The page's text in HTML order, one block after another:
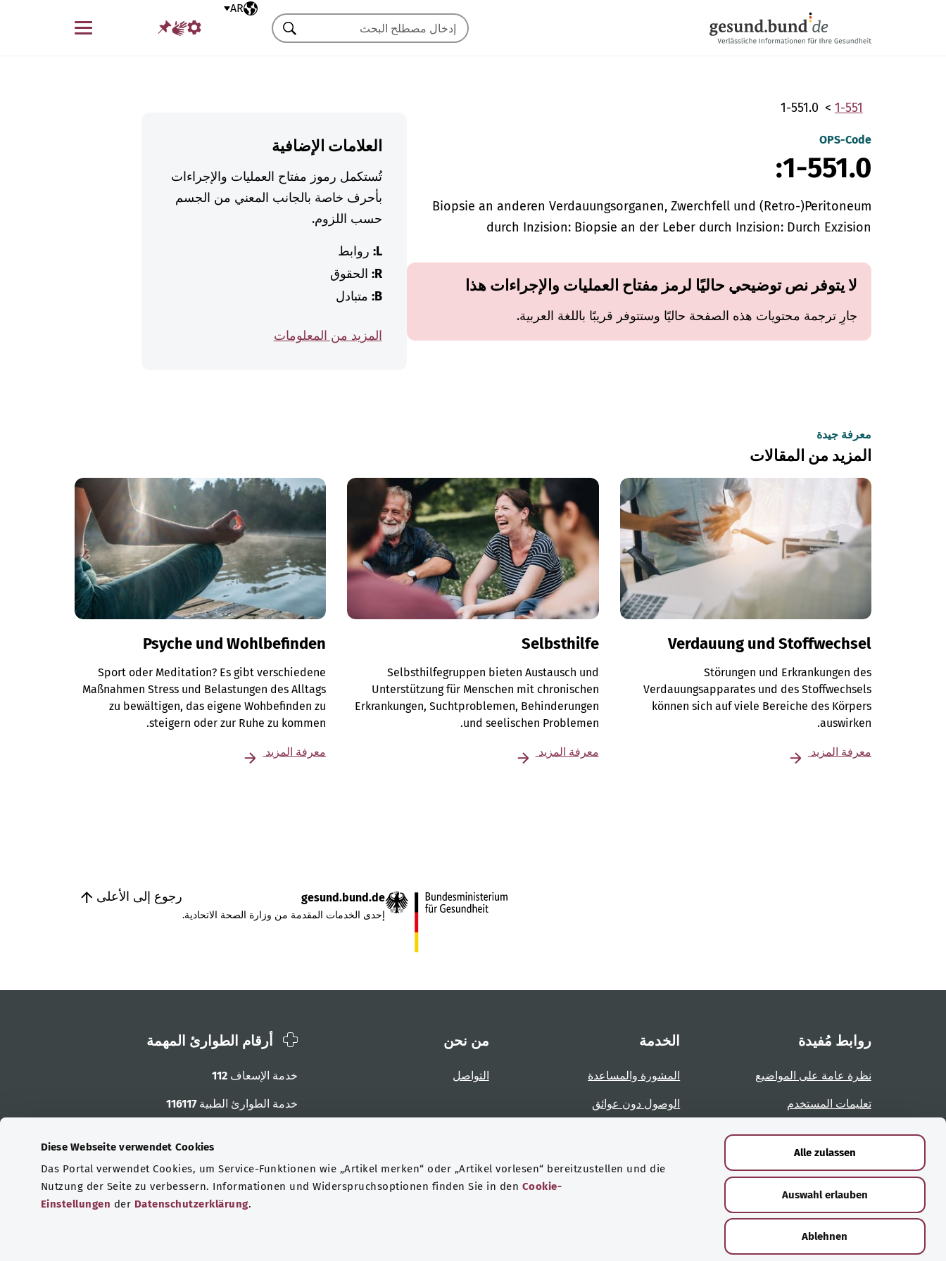
Diese Webseite verwendet Cookies
Das Portal verwendet Cookies, um Service-Funktionen wie „Artikel merken“ oder „Artikel vorlesen“ bereitzustellen und die
Nutzung der Seite zu verbessern. Informationen und Widerspruchsoptionen finden Sie in den Cookie-
Einstellungen der Datenschutzerklärung.
Alle zulassen
Auswahl erlauben
Ablehnen
اللغة المختارةAR
قائمة
بحث
1-551
1-551.0
OPS-Code
1-551.0:
Biopsie an anderen Verdauungsorganen, Zwerchfell und (Retro-)Peritoneum
durch Inzision: Biopsie an der Leber durch Inzision: Durch Exzision
لا يتوفر نص توضيحي حاليًا لرمز مفتاح العمليات والإجراءات هذا
جارِ ترجمة محتويات هذه الصفحة حاليًا وستتوفر قريبًا باللغة العربية.
العلامات الإضافية
تُستكمل رموز مفتاح العمليات والإجراءات
بأحرف خاصة بالجانب المعني من الجسم
حسب اللزوم.
L: روابط
R: الحقوق
B: متبادل
المزيد من المعلومات
معرفة جيدة
المزيد من المقالات
Verdauung und Stoffwechsel
Störungen und Erkrankungen des
Verdauungsapparates und des Stoffwechsels
können sich auf viele Bereiche des Körpers
auswirken.
معرفة المزيد
Selbsthilfe
Selbsthilfegruppen bieten Austausch und
Unterstützung für Menschen mit chronischen
Erkrankungen, Suchtproblemen, Behinderungen
und seelischen Problemen.
معرفة المزيد
Psyche und Wohlbefinden
Sport oder Meditation? Es gibt verschiedene
Maßnahmen Stress und Belastungen des Alltags
zu bewältigen, das eigene Wohbefinden zu
steigern oder zur Ruhe zu kommen.
معرفة المزيد
رجوع إلى الأعلى gesund.bund.de
إحدى الخدمات المقدمة من وزارة الصحة الاتحادية.
روابط مُفيدة
نظرة عامة على المواضيع
تعليمات المستخدم
نظرة عامة على الصفحات
الخدمة
المشورة والمساعدة
الوصول دون عوائق
من نحن
التواصل
أرقام الطوارئ المهمة
خدمة الإسعاف 112
خدمة الطوارئ الطبية116117
الشهادات